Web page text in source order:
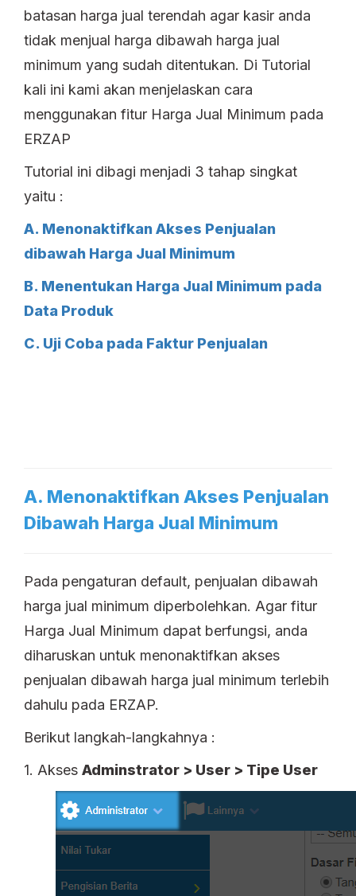
batasan harga jual terendah agar kasir anda
tidak menjual harga dibawah harga jual
minimum yang sudah ditentukan. Di Tutorial
kali ini kami akan menjelaskan cara
menggunakan fitur Harga Jual Minimum pada
ERZAP
Tutorial ini dibagi menjadi 3 tahap singkat
yaitu :
A. Menonaktifkan Akses Penjualan
dibawah Harga Jual Minimum
B. Menentukan Harga Jual Minimum pada
Data Produk
C. Uji Coba pada Faktur Penjualan
A. Menonaktifkan Akses Penjualan
Dibawah Harga Jual Minimum
Pada pengaturan default, penjualan dibawah
harga jual minimum diperbolehkan. Agar fitur
Harga Jual Minimum dapat berfungsi, anda
diharuskan untuk menonaktifkan akses
penjualan dibawah harga jual minimum terlebih
dahulu pada ERZAP.
Berikut langkah-langkahnya :
1. Akses Adminstrator > User > Tipe User